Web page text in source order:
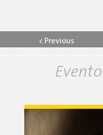
< Previous